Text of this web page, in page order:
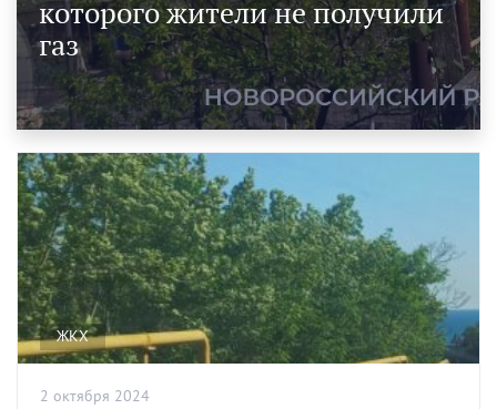
которого жители не получили
газ
ЖКХ
2 октября 2024